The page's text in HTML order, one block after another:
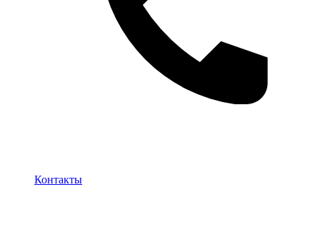
Контакты
Контакты